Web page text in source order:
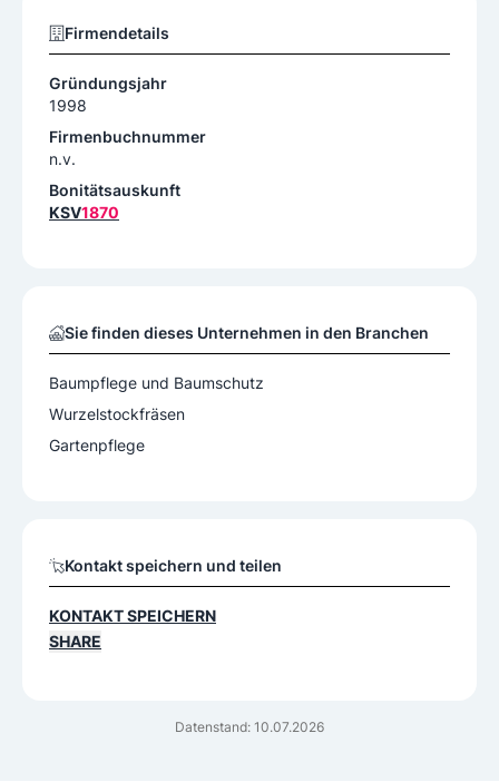
Datenstand: 10.07.2026
Firmendetails
Gründungsjahr
1998
Firmenbuchnummer
n.v.
Bonitätsauskunft
KSV1870
Sie finden dieses Unternehmen in den Branchen
Baumpflege und Baumschutz
Wurzelstockfräsen
Gartenpflege
Kontakt speichern und teilen
KONTAKT SPEICHERN
SHARE